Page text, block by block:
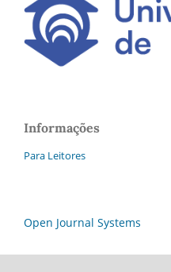
Informações
Para Leitores
Open Journal Systems